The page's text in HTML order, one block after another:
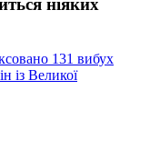
131 вибух
із Великої